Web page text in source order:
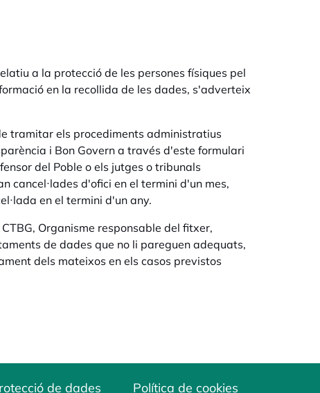
a la protecció de les persones físiques pel
en la recollida de les dades, s'adverteix
tramitar els procediments administratius
i Bon Govern a través d'este formulari
del Poble o els jutges o tribunals
cancel·lades d'ofici en el termini d'un mes,
en el termini d'un any.
Organisme responsable del fitxer,
de dades que no li pareguen adequats,
dels mateixos en els casos previstos
de dades Política de cookies